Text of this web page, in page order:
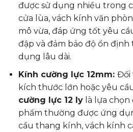
được sử dụng nhiều trong
cửa lùa, vách kính văn
mô vừa, đáp ứng tốt yêu
đập và đảm bảo độ ổn
dụng lâu dài.
Kính cường lực 12mm: Đối
kích thước lớn hoặc yêu
cường lực 12 lylà lựa chọn
phẩm thường được ứng
cầu thang kính, vách kính